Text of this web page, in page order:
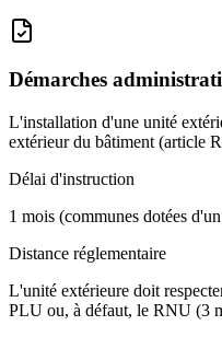
Démarches
L'installation d'une unité
extérieur du bâtiment (article
Délai d'instruction
1 mois (communes dotées
Distance réglementaire
L'unité extérieure doit
PLU ou, à défaut, le RNU (3